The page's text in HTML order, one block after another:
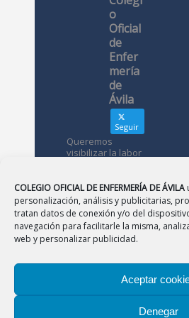
COLEGIO OFICIAL DE ENFERMERÍA DE ÁVILA
personalización, análisis y publicitarias,
tratan datos de conexión y/o del
navegación para facilitarle la misma,
web y personalizar publicidad.
Aceptar
Denegar
o
Oficial
de
Enfer
mería
de
Ávila
Seguir
Queremos
visibilizar la labor
conoces?
Avatar Colegio
Oficial de
de Ávila
12 May